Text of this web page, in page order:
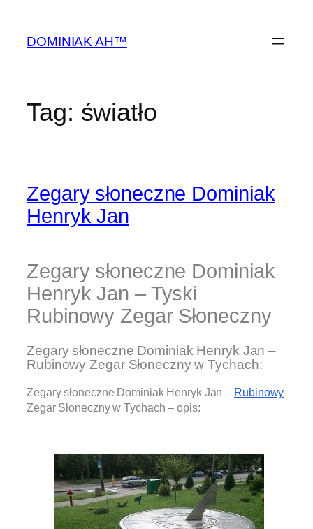
treściDOMINIAK AH™
Tag: światło
Zegary słoneczne Dominiak
Henryk Jan
Zegary słoneczne Dominiak
Henryk Jan – Tyski
Rubinowy Zegar Słoneczny
Zegary słoneczne Dominiak Henryk Jan –
Rubinowy Zegar Słoneczny w Tychach:
Zegary słoneczne Dominiak Henryk Jan – Rubinowy
Zegar Słoneczny w Tychach – opis: